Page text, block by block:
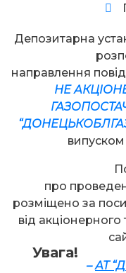
Увага!
Депозитарна
направлення
НЕ
про
розміщено за
від
–АТ